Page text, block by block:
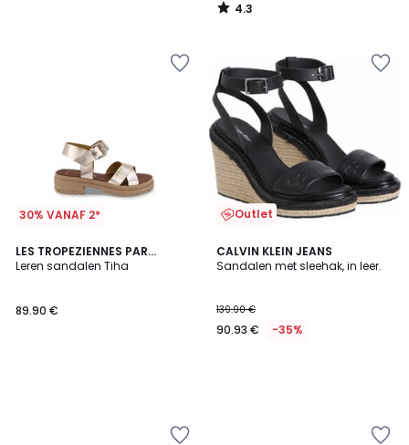
4.3
/
30% VANAF 2*
LES TROPEZIENNES PAR
M.BELARBI
Leren sandalen Tiha
89.90 €
Outlet
CALVIN KLEIN JEANS
Sandalen met sleehak, in leer.
139.90 €
90.93 € -35%